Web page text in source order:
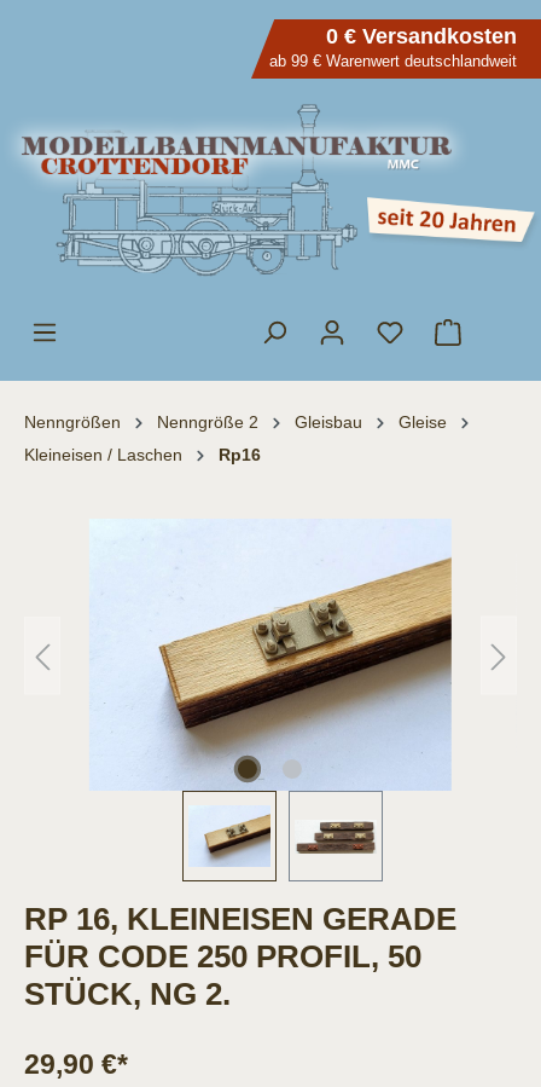
0 € Versandkosten
ab 99 € Warenwert deutschlandweit
Nenngrößen Nenngröße 2 Gleisbau
Gleise
Kleineisen / Laschen
Rp16
RP 16, KLEINEISEN GERADE
FÜR CODE 250 PROFIL, 50
STÜCK, NG 2.
29,90 €*